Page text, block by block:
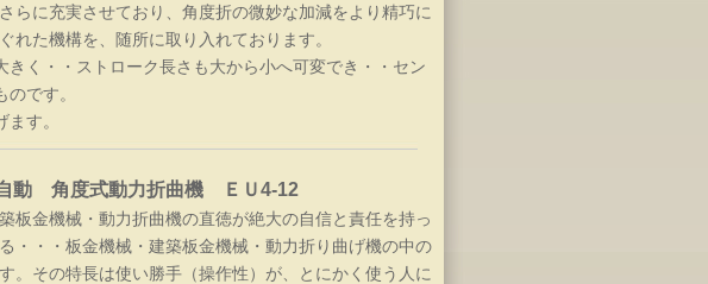
らに充実させており、角度折の微妙な加減をより精巧に
れた機構を、随所に取り入れております。
く・・ストローク長さも大から小へ可変でき・・セン
です。
す。
動 角度式動力折曲機 ＥＵ4-12
板金機械・動力折曲機の直徳が絶大の自信と責任を持っ
・・・板金機械・建築板金機械・動力折り曲げ機の中の
。その特長は使い勝手（操作性）が、とにかく使う人に